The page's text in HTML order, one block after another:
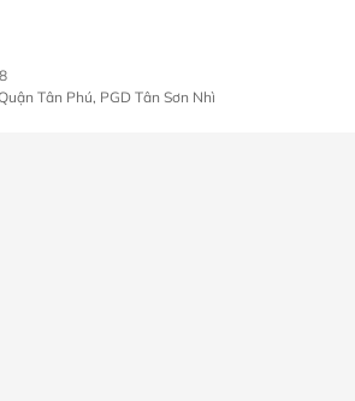
Tân Phú, PGD Tân Sơn Nhì